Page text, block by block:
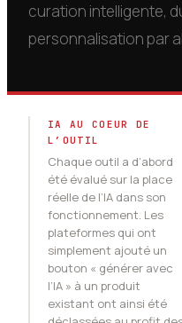
curation intelligente,
personnalisation par
IA AU COEUR DE
L’OUTIL
Chaque outil a d’abord
été évalué sur la place
réelle de l’IA dans son
fonctionnement. Les
plateformes qui ont
simplement ajouté un
bouton « générer avec
l’IA » à un produit
existant ont ainsi été